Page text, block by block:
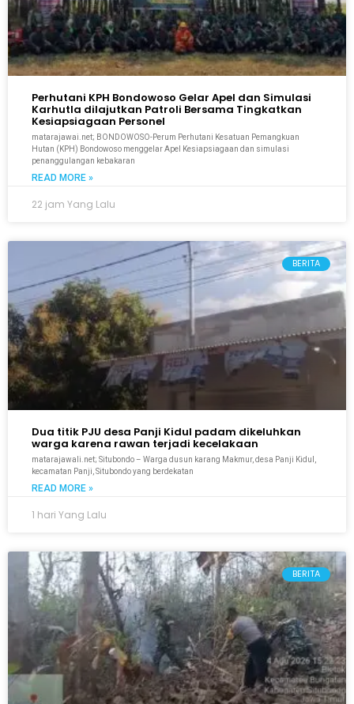
Perhutani KPH Bondowoso Gelar Apel dan Simulasi
Karhutla dilajutkan Patroli Bersama Tingkatkan
Kesiapsiagaan Personel
matarajawai.net; BONDOWOSO-Perum Perhutani Kesatuan Pemangkuan
Hutan (KPH) Bondowoso menggelar Apel Kesiapsiagaan dan simulasi
penanggulangan kebakaran
READ MORE »
22 jam Yang Lalu
BERITA
Dua titik PJU desa Panji Kidul padam dikeluhkan
warga karena rawan terjadi kecelakaan
matarajawali.net; Situbondo – Warga dusun karang Makmur, desa Panji Kidul,
kecamatan Panji, Situbondo yang berdekatan
READ MORE »
1 hari Yang Lalu
BERITA